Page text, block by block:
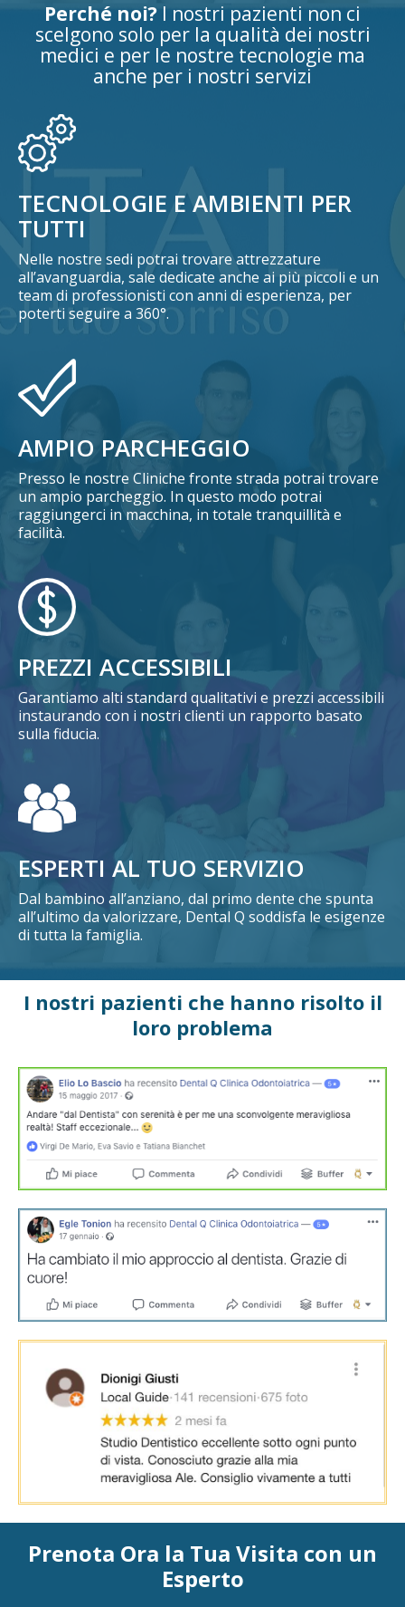
Perché noi? I nostri pazienti non ci
scelgono solo per la qualità dei nostri
medici e per le nostre tecnologie ma
anche per i nostri servizi
TECNOLOGIE E AMBIENTI PER
TUTTI
Nelle nostre sedi potrai trovare attrezzature
all’avanguardia, sale dedicate anche ai più piccoli e un
team di professionisti con anni di esperienza, per
poterti seguire a 360°.
AMPIO PARCHEGGIO
Presso le nostre Cliniche fronte strada potrai trovare
un ampio parcheggio. In questo modo potrai
raggiungerci in macchina, in totale tranquillità e
facilità.
PREZZI ACCESSIBILI
Garantiamo alti standard qualitativi e prezzi accessibili
instaurando con i nostri clienti un rapporto basato
sulla fiducia.
ESPERTI AL TUO SERVIZIO
Dal bambino all’anziano, dal primo dente che spunta
all’ultimo da valorizzare, Dental Q soddisfa le esigenze
di tutta la famiglia.
I nostri pazienti che hanno risolto il
loro problema
Prenota Ora la Tua Visita con un
Esperto